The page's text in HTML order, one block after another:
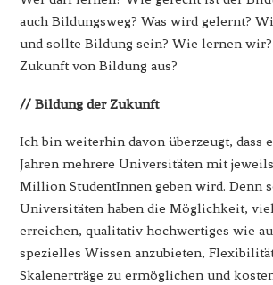
auch Bildungsweg? Was wird gelernt?
und sollte Bildung sein? Wie lernen
Zukunft von Bildung aus?
// Bildung der Zukunft
Ich bin weiterhin davon überzeugt, dass
Jahren mehrere Universitäten mit
Million StudentInnen geben wird. Denn
Universitäten haben die Möglichkeit,
erreichen, qualitativ hochwertiges wie
spezielles Wissen anzubieten,
Skalenerträge zu ermöglichen und